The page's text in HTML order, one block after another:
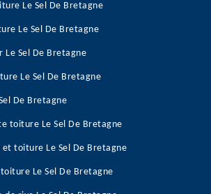
Le Sel De Bretagne
Le Sel De Bretagne
Le Sel De Bretagne
Le Sel De Bretagne
De Bretagne
toiture Le Sel De Bretagne
toiture Le Sel De Bretagne
Le Sel De Bretagne